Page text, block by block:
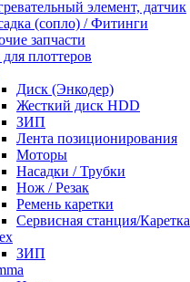
элемент, датчик
(сопло) / Фитинги
запчасти
плоттеров
Диск (Энкодер)
Жесткий диск HDD
ЗИП
Лента позиционирования
Моторы
Насадки / Трубки
Нож / Резак
Ремень каретки
Сервисная станция/Каретка
ЗИП